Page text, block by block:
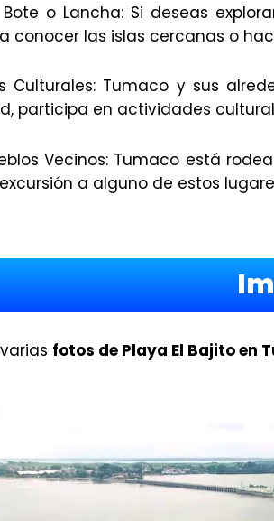
Bote o Lancha: Si deseas
conocer las islas cercanas o
Culturales: Tumaco y sus
participa en actividades
Vecinos: Tumaco está
a alguno de estos
fotos de Playa El Bajito en